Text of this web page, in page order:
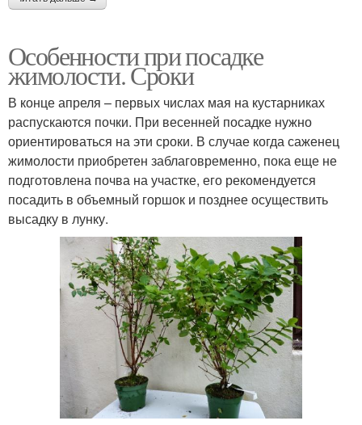
Особенности при посадке
жимолости. Сроки
В конце апреля – первых числах мая на кустарниках
распускаются почки. При весенней посадке нужно
ориентироваться на эти сроки. В случае когда саженец
жимолости приобретен заблаговременно, пока еще не
подготовлена почва на участке, его рекомендуется
посадить в объемный горшок и позднее осуществить
высадку в лунку.